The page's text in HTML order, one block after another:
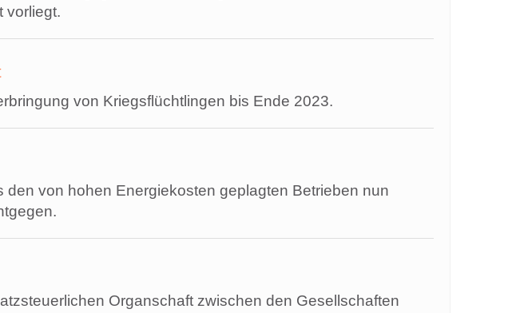
vorliegt.
von Kriegsflüchtlingen bis Ende 2023.
von hohen Energiekosten geplagten Betrieben nun
Organschaft zwischen den Gesellschaften